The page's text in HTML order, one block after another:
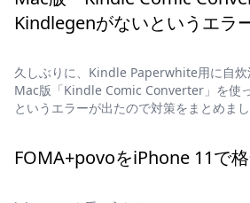
Kindlegenがないというエラ
久しぶりに、Kindle Paperwhite用に自炊
Mac版「Kindle Comic Converter」を使
というエラーが出たので対策をまとめまし
FOMA+povoをiPhone 11で